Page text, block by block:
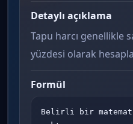
Detaylı açıklama
Tapu harcı genellikle
yüzdesi olarak
Formül
Belirli bir